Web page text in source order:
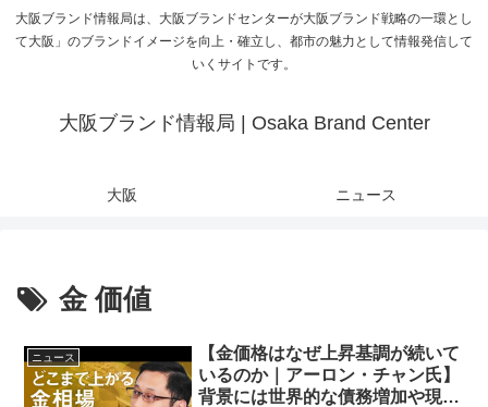
大阪ブランド情報局は、大阪ブランドセンターが大阪ブランド戦略の一環とし
て大阪」のブランドイメージを向上・確立し、都市の魅力として情報発信して
いくサイトです。
大阪ブランド情報局 | Osaka Brand Center
大阪 ニュース
金 価値
ニュース
【金価格はなぜ上昇基調が続いて
いるのか｜アーロン・チャン氏】
背景には世界的な債務増加や現物